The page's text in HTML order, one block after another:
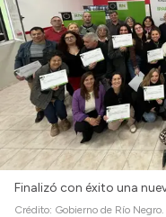
Finalizó con éxito una
Crédito: Gobierno de Río Negro.